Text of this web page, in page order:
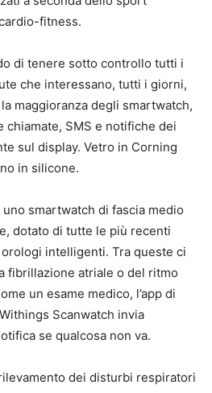
fitness.
di tenere sotto controllo tutti i
che interessano, tutti i giorni,
maggioranza degli smartwatch,
chiamate, SMS e notifiche dei
sul display. Vetro in Corning
in silicone.
uno smartwatch di fascia medio
dotato di tutte le più recenti
intelligenti. Tra queste ci
fibrillazione atriale o del ritmo
un esame medico, l’app di
Scanwatch invia
se qualcosa non va.
dei disturbi respiratori